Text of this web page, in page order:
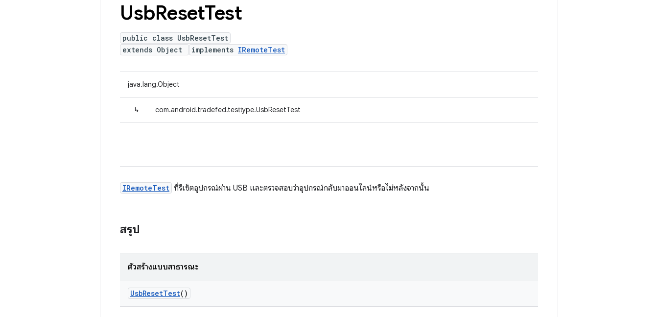
UsbResetTest
public class UsbResetTest
extends Object
implements IRemoteTest
java.lang.Object
↳ com.android.tradefed.testtype.UsbResetTest
IRemoteTest ที่รีเซ็ตอุปกรณ์ผ่าน USB และตรวจสอบว่าอุปกรณ์กลับมาออนไลน์หรือไม่หลังจากนั้น
สรุป
ตัวสร้างแบบสาธารณะ
UsbResetTest()